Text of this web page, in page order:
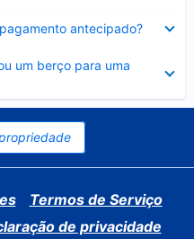
antecipado?
um berço para uma
Termos de Serviço
de privacidade